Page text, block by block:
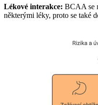
Lékové interakce: BCAA se
některými léky, proto se také